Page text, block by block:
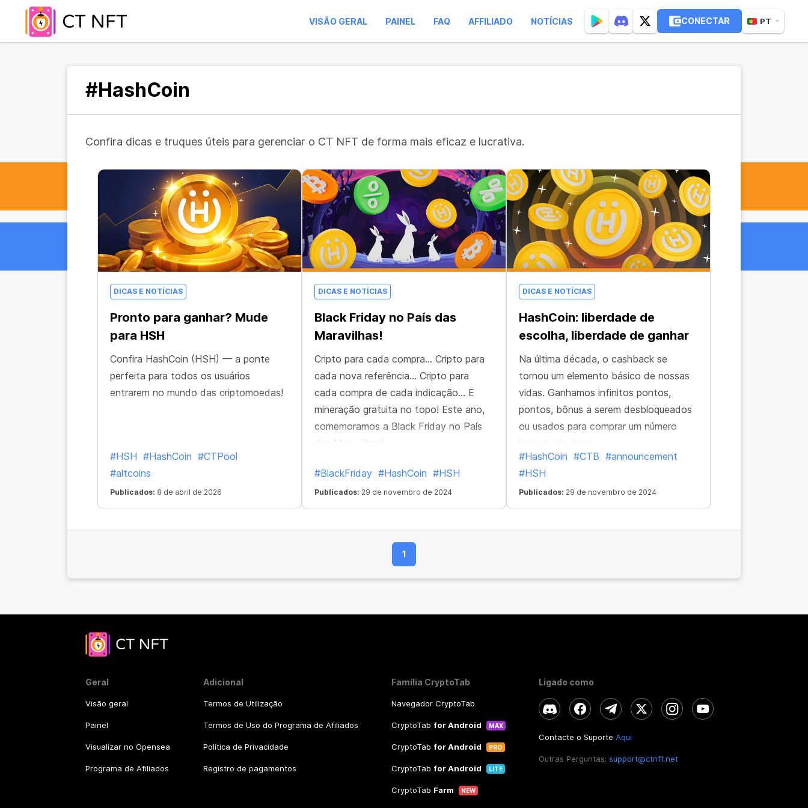
VISÃO GERAL PAINEL FAQ AFFILIADO NOTÍCIAS CONECTAR PT
#HashCoin
Confira dicas e truques úteis para gerenciar o CT NFT de forma mais eficaz e lucrativa.
DICAS E NOTÍCIAS
Pronto para ganhar? Mude
para HSH
Confira HashCoin (HSH) — a ponte
perfeita para todos os usuários
entrarem no mundo das criptomoedas!
#HSH #HashCoin #CTPool
#altcoins
Publicados: 8 de abril de 2026
DICAS E NOTÍCIAS
Black Friday no País das
Maravilhas!
Cripto para cada compra... Cripto para
cada nova referência... Cripto para
cada compra de cada indicação... E
mineração gratuita no topo! Este ano,
comemoramos a Black Friday no País
das Maravilhas!
#BlackFriday #HashCoin #HSH
Publicados: 29 de novembro de 2024
DICAS E NOTÍCIAS
HashCoin: liberdade de
escolha, liberdade de ganhar
Na última década, o cashback se
tornou um elemento básico de nossas
vidas. Ganhamos infinitos pontos,
pontos, bônus a serem desbloqueados
ou usados para comprar um número
limitado de itens...
#HashCoin #CTB #announcement
#HSH
Publicados: 29 de novembro de 2024
1
Geral
Visão geral
Painel
Visualizar no Opensea
Programa de Afiliados
Adicional
Termos de Utilização
Termos de Uso do Programa de Afiliados
Política de Privacidade
Registro de pagamentos
Família CryptoTab
Navegador CryptoTab
CryptoTab for Android MAX
CryptoTab for Android PRO
CryptoTab for Android LITE
CryptoTab Farm NEW
Ligado como
Contacte o Suporte Aqui
Outras Perguntas: support@ctnft.net